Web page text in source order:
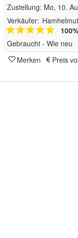
Zustellung: Mo, 10.
Verkäufer: Hamhelmut
Gebraucht - Wie neu
Merken
Preis